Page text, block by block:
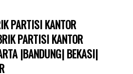
PARTISI KANTOR
PARTISI KANTOR
|BANDUNG| BEKASI|